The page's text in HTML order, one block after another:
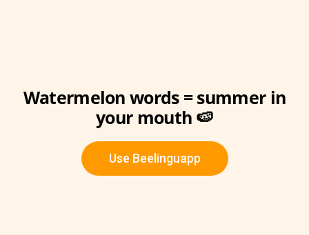
Watermelon words = summer in
your mouth 🍉
Use Beelinguapp